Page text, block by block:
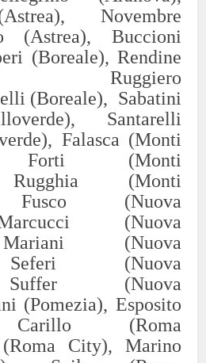
rea), Novembre
(Astrea), Buccioni
(Boreale), Rendine
Ruggiero
(Boreale),
Sabatini
Santarelli
Falasca (Monti
Forti (Monti
Rugghia (Monti
Fusco (Nuova
(Nuova
Mariani (Nuova
Seferi (Nuova
Suffer (Nuova
(Pomezia), Esposito
Carillo (Roma
City), Marino